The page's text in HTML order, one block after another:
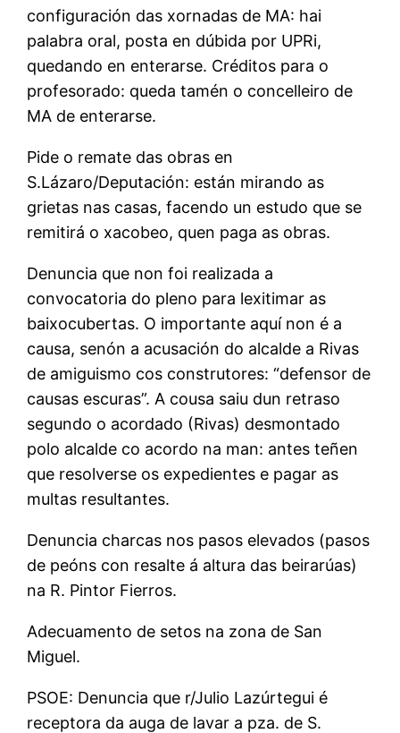
configuración das xornadas de MA: hai
palabra oral, posta en dúbida por UPRi,
quedando en enterarse. Créditos para o
profesorado: queda tamén o concelleiro de
MA de enterarse.
Pide o remate das obras en
S.Lázaro/Deputación: están mirando as
grietas nas casas, facendo un estudo que se
remitirá o xacobeo, quen paga as obras.
Denuncia que non foi realizada a
convocatoria do pleno para lexitimar as
baixocubertas. O importante aquí non é a
causa, senón a acusación do alcalde a Rivas
de amiguismo cos construtores: “defensor de
causas escuras”. A cousa saiu dun retraso
segundo o acordado (Rivas) desmontado
polo alcalde co acordo na man: antes teñen
que resolverse os expedientes e pagar as
multas resultantes.
Denuncia charcas nos pasos elevados (pasos
de peóns con resalte á altura das beirarúas)
na R. Pintor Fierros.
Adecuamento de setos na zona de San
Miguel.
PSOE: Denuncia que r/Julio Lazúrtegui é
receptora da auga de lavar a pza. de S.